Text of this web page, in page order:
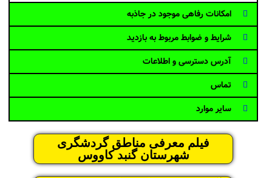
امکانات رفاهی موجود در جاذبه
شرایط و ضوابط مربوط به بازدید
آدرس دسترسی و اطلاعات
تماس
سایر موارد
فیلم معرفی مناطق گردشگری
شهرستان گنبد کاووس